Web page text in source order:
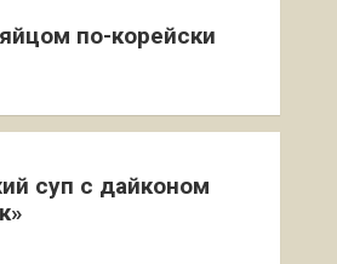
по-корейски
суп с дайконом